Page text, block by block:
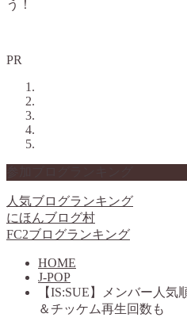
う！
PR
人気ブログランキング
にほんブログ村
FC2ブログランキング
HOME
J-POP
【IS:SUE】メンバー人
＆チッケム再生回数も